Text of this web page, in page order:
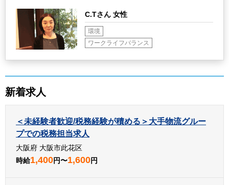
C.Tさん 女性
環境
ワークライフバランス
新着求人
＜未経験者歓迎/税務経験が積める＞大手物流グルー
プでの税務担当求人
大阪府 大阪市此花区
時給1,400円〜1,600円